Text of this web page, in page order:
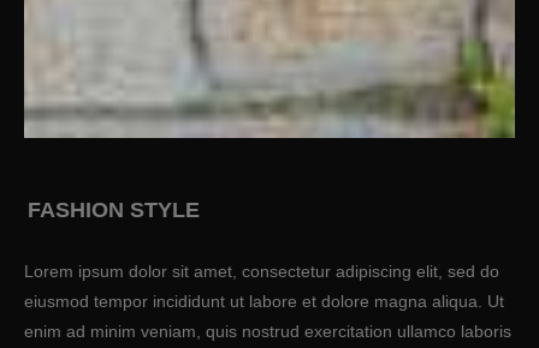
FASHION STYLE
Lorem ipsum dolor sit amet, consectetur adipiscing elit, sed do
eiusmod tempor incididunt ut labore et dolore magna aliqua. Ut
enim ad minim veniam, quis nostrud exercitation ullamco laboris